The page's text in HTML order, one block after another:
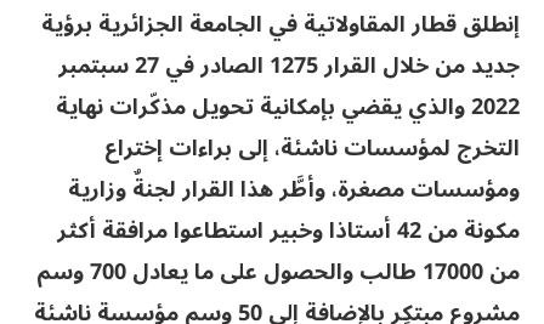
إنطلق قطار المقاولاتية في الجامعة الجزائرية برؤية
جديد من خلال القرار 1275 الصادر في 27 سبتمبر
2022 والذي يقضي بإمكانية تحويل مذكّرات نهاية
التخرج لمؤسسات ناشئة، إلى براءات إختراع
ومؤسسات مصغرة، وأطَّر هذا القرار لجنةٌ وزارية
مكونة من 42 أستاذا وخبير استطاعوا مرافقة أكثر
من 17000 طالب والحصول على ما يعادل 700 وسم
مشروع مبتكِر بالإضافة إلى 50 وسم مؤسسة ناشئة